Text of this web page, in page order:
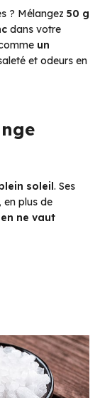
? Mélangez 50 g
dans votre
un
et odeurs en
soleil. Ses
en plus de
ne vaut